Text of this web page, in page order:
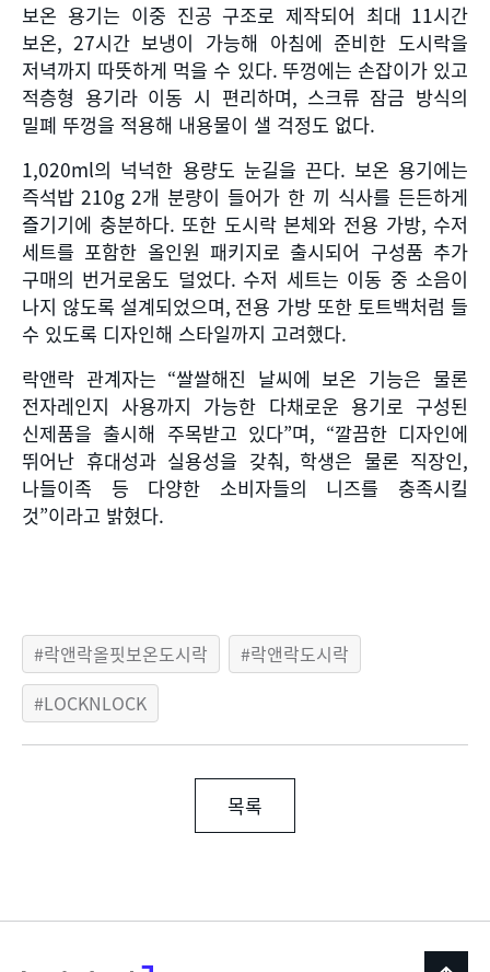
보온 용기는 이중 진공 구조로 제작되어 최대 11시간
보온, 27시간 보냉이 가능해 아침에 준비한 도시락을
저녁까지 따뜻하게 먹을 수 있다. 뚜껑에는 손잡이가 있고
적층형 용기라 이동 시 편리하며, 스크류 잠금 방식의
밀폐 뚜껑을 적용해 내용물이 샐 걱정도 없다.
1,020ml의 넉넉한 용량도 눈길을 끈다. 보온 용기에는
즉석밥 210g 2개 분량이 들어가 한 끼 식사를 든든하게
즐기기에 충분하다. 또한 도시락 본체와 전용 가방, 수저
세트를 포함한 올인원 패키지로 출시되어 구성품 추가
구매의 번거로움도 덜었다. 수저 세트는 이동 중 소음이
나지 않도록 설계되었으며, 전용 가방 또한 토트백처럼 들
수 있도록 디자인해 스타일까지 고려했다.
락앤락 관계자는 “쌀쌀해진 날씨에 보온 기능은 물론
전자레인지 사용까지 가능한 다채로운 용기로 구성된
신제품을 출시해 주목받고 있다”며, “깔끔한 디자인에
뛰어난 휴대성과 실용성을 갖춰, 학생은 물론 직장인,
나들이족 등 다양한 소비자들의 니즈를 충족시킬
것”이라고 밝혔다.
락앤락올핏보온도시락
락앤락도시락
LOCKNLOCK
목록